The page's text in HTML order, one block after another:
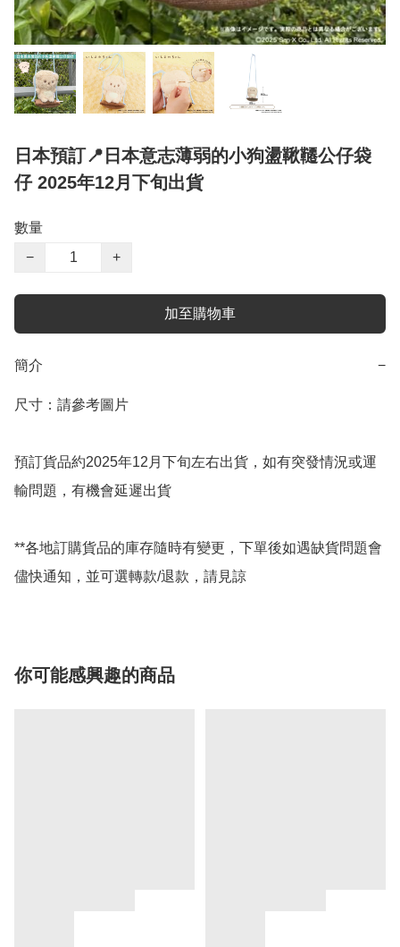
日本預訂📍日本意志薄弱的小狗盪鞦韆公仔袋
仔 2025年12月下旬出貨
數量
−
+
加至購物車
簡介 −
尺寸：請參考圖片
預訂貨品約2025年12月下旬左右出貨，如有突發情況或運
輸問題，有機會延遲出貨
**各地訂購貨品的庫存隨時有變更，下單後如遇缺貨問題會
儘快通知，並可選轉款/退款，請見諒
你可能感興趣的商品